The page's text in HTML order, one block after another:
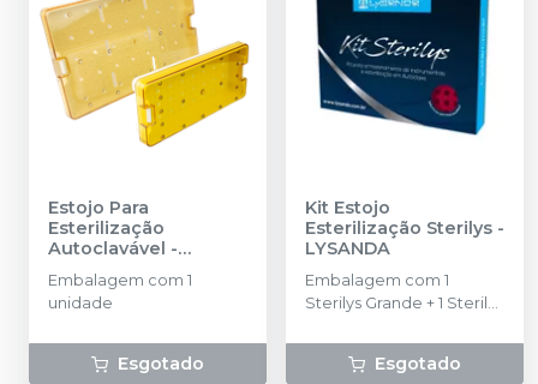
Estojo Para
Esterilização
Autoclavável -
INDUSBELLO
Embalagem com 1
unidade
Esgotado
Kit Estojo
Esterilização Sterilys -
LYSANDA
Embalagem com 1
Sterilys Grande + 1 Sterilys
+ 1 Bandeja média.
Esgotado